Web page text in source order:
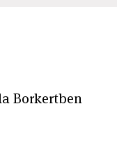
Borkertben